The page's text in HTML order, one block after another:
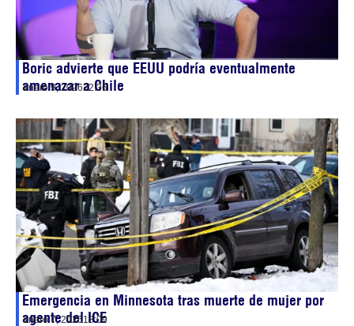
Boric advierte que EEUU podría eventualmente
amenazar a Chile
enero 9, 202622:36
Emergencia en Minnesota tras muerte de mujer por
agente del ICE
enero 7, 202618:09